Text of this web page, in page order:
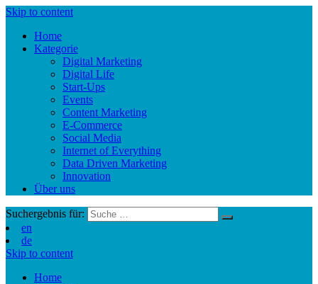
Skip to content
Home
Kategorie
Digital Marketing
Digital Life
Start-Ups
Events
Content Marketing
E-Commerce
Social Media
Internet of Everything
Data Driven Marketing
Innovation
Über uns
Suchergebnis für:
en
de
Skip to content
Home